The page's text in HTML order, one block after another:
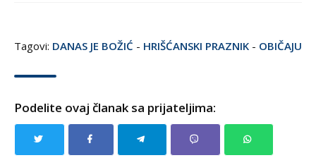
Tagovi: DANAS JE BOŽIĆ - HRIŠĆANSKI PRAZNIK - OBIČAJU
Podelite ovaj članak sa prijateljima: